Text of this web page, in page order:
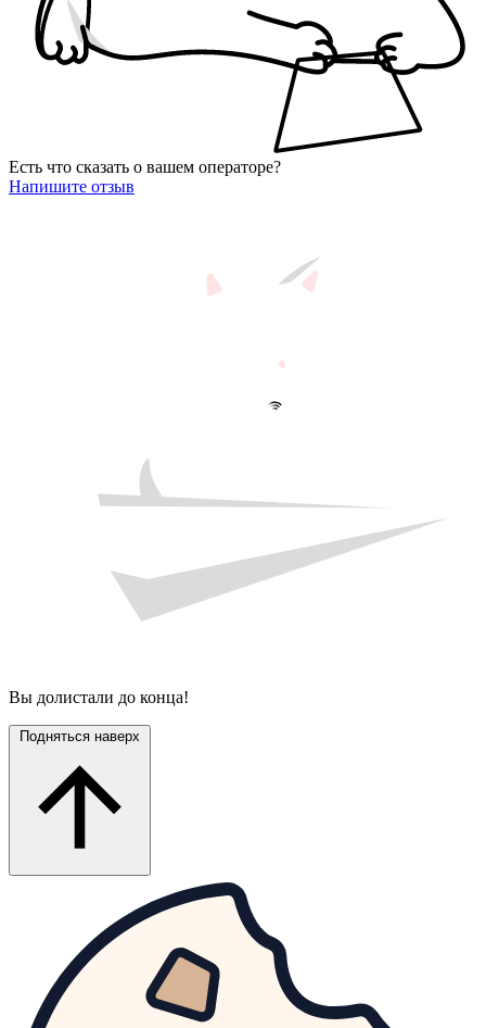
Есть что сказать о вашем операторе?
Напишите отзыв
Вы долистали до конца!